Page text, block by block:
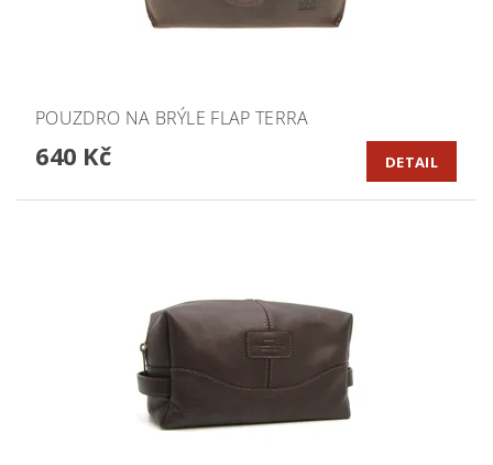
POUZDRO NA BRÝLE FLAP TERRA
640 Kč DETAIL